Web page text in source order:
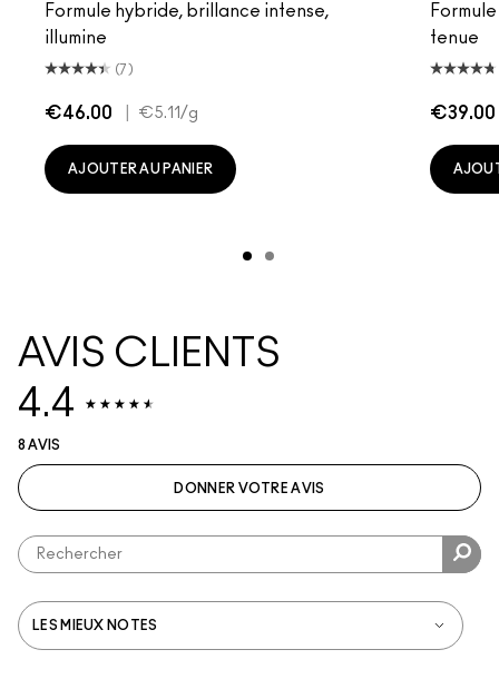
Formule hybride, brillance intense,
illumine
(7)
€46.00 €5.11 /g
AJOUTER AU PANIER
tenue
€39.00
AVIS CLIENTS
4.4
8 AVIS
DONNER VOTRE AVIS